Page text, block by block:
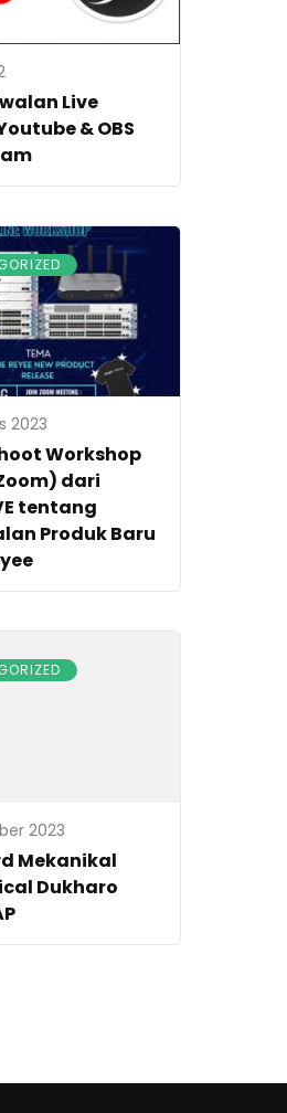
Live
& OBS
2023
Workshop
dari
tentang
Produk Baru
2023
Mekanikal
Dukharo